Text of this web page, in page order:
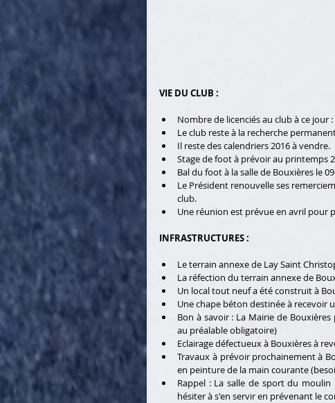
VIE DU CLUB :
Le club reste à la recherche
Il reste des calendriers 2016 à vendre.
Stage de foot à prévoir au printemps
Bal du foot à la salle de Bouxières le
Le Président renouvelle ses
club.
Une réunion est prévue en avril pour
INFRASTRUCTURES :
Le terrain annexe de Lay Saint
La réfection du terrain annexe de
Un local tout neuf a été construit à
Une chape béton destinée à recevoir
Bon à savoir : La Mairie de
au préalable obligatoire)
Eclairage défectueux à Bouxières à
Travaux à prévoir prochainement à
en peinture de la main courante
Rappel : La salle de sport du
hésiter à s'en servir en prévenant le